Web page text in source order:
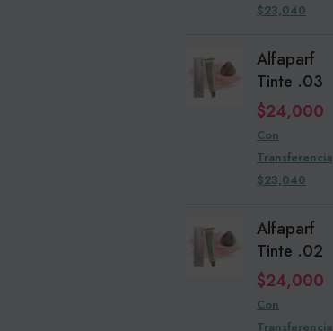
$23,040
Alfaparf
Tinte .03
$24,000
Con
Transferencia
$23,040
Alfaparf
Tinte .02
$24,000
Con
Transferencia